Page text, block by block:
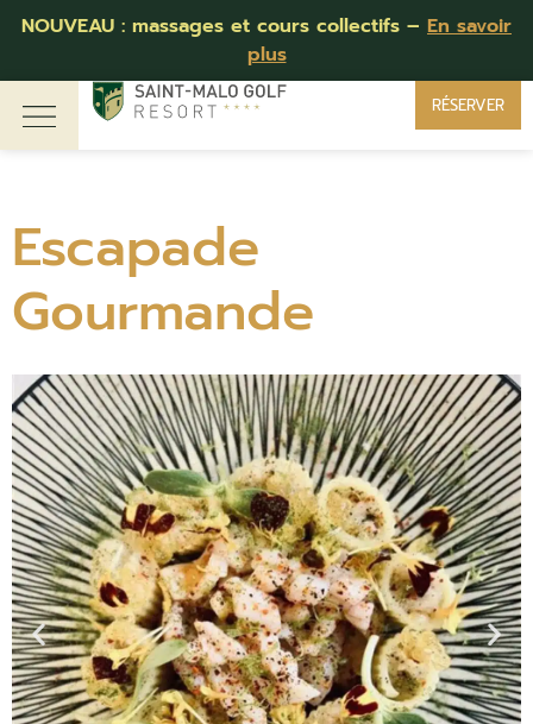
NOUVEAU : massages et cours collectifs – En savoir
plus
RÉSERVER
Escapade
Gourmande